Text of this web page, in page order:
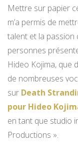
Mettre sur papier
m’a permis de
talent et la passion
personnes
Hideo Kojima, que
de nombreuses
sur Death
pour Hideo
en tant que studio
Productions ».